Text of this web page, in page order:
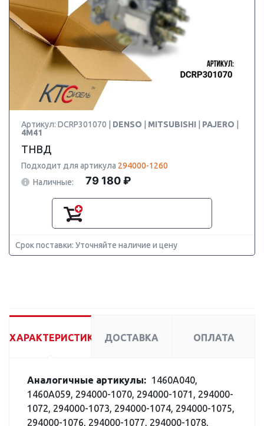
Артикул: DCRP301070 | DENSO MITSUBISHI PAJERO
4M41
ТНВД
Подходит для артикула 294000-1260
Наличные:
79 180 ₽
Срок поставки: Уточняйте наличие и цену
ХАРАКТЕРИСТИКИ ДОСТАВКА ОПЛАТА
Аналогичные артикулы: 1460A040,
1460A059, 294000-1070, 294000-1071, 294000-
1072, 294000-1073, 294000-1074, 294000-1075,
294000-1076, 294000-1077, 294000-1078,